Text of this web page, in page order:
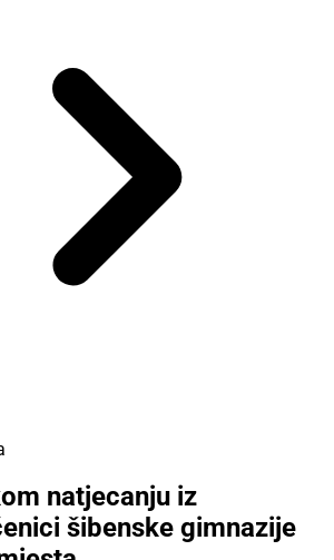
natjecanju iz
šibenske gimnazije